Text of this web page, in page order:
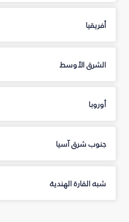
أفريقيا
الشرق الأوسط
أوروبا
جنوب شرق آسيا
شبه القارة الهندية